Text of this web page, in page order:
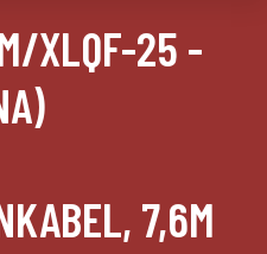
XLQF-25 -
7,6M